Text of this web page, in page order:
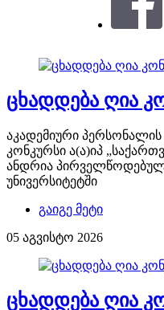
ცხადდება ღია
აკადემიური პერსონალის
კონკურსი ა(ა)იპ
ანდრია
უნივერსიტეტში
გაიგე მეტი
05 აგვისტო 2026
ცხადდება ღია